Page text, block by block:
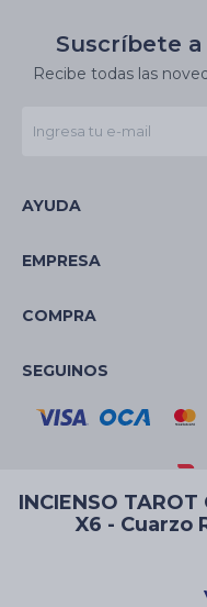
INCIENSO
X6 - Cuarzo
Suscríbete
Recibe todas las
AYUDA
EMPRESA
COMPRA
SEGUINOS
© Copyright 2026 / La Casa